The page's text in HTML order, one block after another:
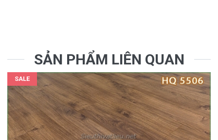
SẢN PHẨM LIÊN QUAN
SALE